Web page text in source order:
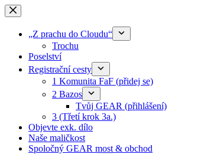
Skip
to
„Z prachu do Cloudu“
Trochu
Poselství
Registrační cesty
1 Komunita FaF (přidej se)
2 Bazos
Tvůj GEAR (přihlášení)
3 (Třetí krok 3a.)
Objevte exk. dílo
Naše maličkost
Spoločný GEAR most & obchod